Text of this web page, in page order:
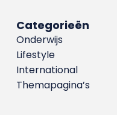
Categorieën
Onderwijs
Lifestyle
International
Themapagina’s